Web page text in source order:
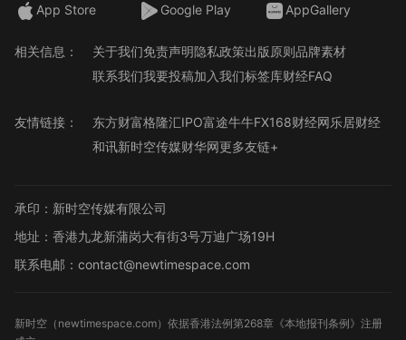
App Store Google Play AppGallery
相关信息： 关于我们免责声明隐私政策出版原则品牌素材
联系我们我要投稿加入我们标签库财经FAQ
友情链接： 东方财富格隆汇IPO富途牛牛FX168财经网乐居财经
和讯新时空传媒财华网更多友链+
承印：新时空传媒有限公司
地址：香港九龙新蒲岗大有街3号万迪广场19H
联系电邮：contact@newtimespace.com
新时空（ newtimespace.com）依据香港法例第268章《本地报刊条例》注册